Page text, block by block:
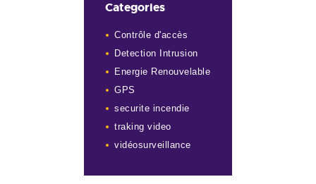
Categories
Contrôle d'accès
Detection Intrusion
Energie Renouvelable
GPS
securite incendie
traking video
vidéosurveillance